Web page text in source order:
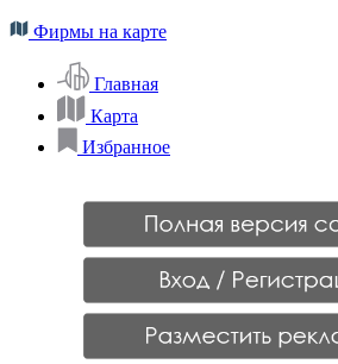
Фирмы на карте
Главная
Карта
Избранное